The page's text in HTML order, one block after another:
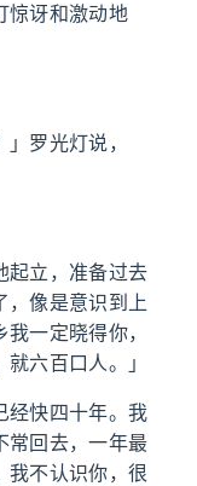
惊讶和激动地
罗光灯说，
起立，准备过去
，像是意识到上
一定晓得你，
六百口人。」
经快四十年。我
常回去，一年最
我不认识你，很